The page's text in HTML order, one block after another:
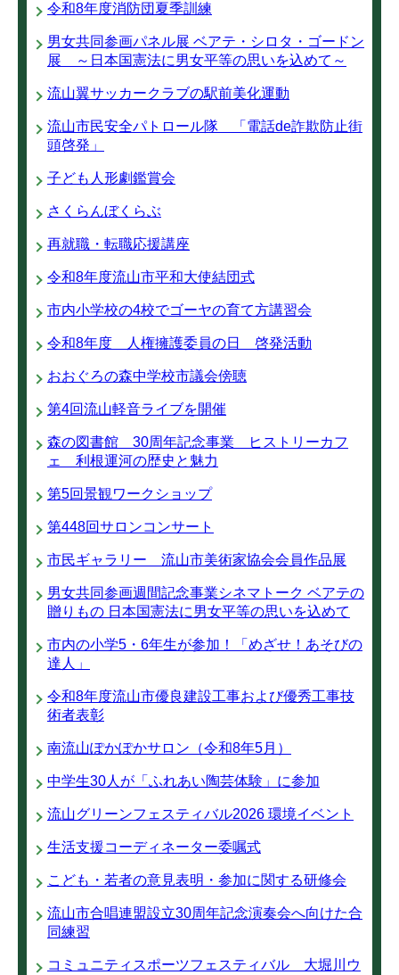
令和8年度消防団夏季訓練
男女共同参画パネル展 ベアテ・シロタ・ゴードン
展 ～日本国憲法に男女平等の思いを込めて～
流山翼サッカークラブの駅前美化運動
流山市民安全パトロール隊 「電話de詐欺防止街
頭啓発」
子ども人形劇鑑賞会
さくらんぼくらぶ
再就職・転職応援講座
令和8年度流山市平和大使結団式
市内小学校の4校でゴーヤの育て方講習会
令和8年度 人権擁護委員の日 啓発活動
おおぐろの森中学校市議会傍聴
第4回流山軽音ライブを開催
森の図書館 30周年記念事業 ヒストリーカフ
ェ 利根運河の歴史と魅力
第5回景観ワークショップ
第448回サロンコンサート
市民ギャラリー 流山市美術家協会会員作品展
男女共同参画週間記念事業シネマトーク ベアテの
贈りもの 日本国憲法に男女平等の思いを込めて
市内の小学5・6年生が参加！「めざせ！あそびの
達人」
令和8年度流山市優良建設工事および優秀工事技
術者表彰
南流山ぽかぽかサロン（令和8年5月）
中学生30人が「ふれあい陶芸体験」に参加
流山グリーンフェスティバル2026 環境イベント
生活支援コーディネーター委嘱式
こども・若者の意見表明・参加に関する研修会
流山市合唱連盟設立30周年記念演奏会へ向けた合
同練習
コミュニティスポーツフェスティバル 大堀川ウ